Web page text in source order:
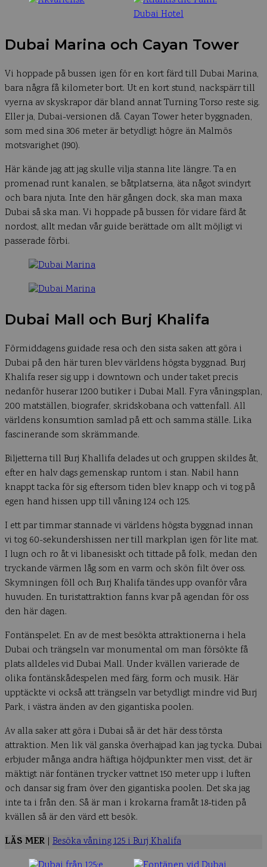
Dubai Marina och Cayan Tower
Vi hoppade på bussen igen för en kort färd till Dubai Marina,
bara några få kilometer bort. Ut en kort stund, nackspärr till
vyerna av skyskrapor där bland annat Turning Torso reste sig.
Eller ja, Dubai-versionen då. Cayan Tower heter byggnaden,
som med sina 306 meter är betydligt högre än Malmös
motsvarighet (190).
Här kände jag att jag skulle vilja stanna lite längre. Ta en
promenad runt kanalen, se båtplatserna, äta något svindyrt
och bara njuta. Inte den här gången dock, ska man maxa
Dubai så ska man. Vi hoppade på bussen för vidare färd åt
nordost, allt medan vår guide berättade om allt möjligt vi
passerade förbi.
Dubai Mall och Burj Khalifa
Förmiddagens guidade resa och den sista saken att göra i
Dubai på den här turen blev världens högsta byggnad. Burj
Khalifa reser sig upp i downtown och under taket precis
nedanför huserar 1200 butiker i Dubai Mall. Fyra våningsplan,
200 matställen, biografer, skridskobana och vattenfall. All
världens konsumtion samlad på ett och samma ställe. Lika
fascinerande som skrämmande.
Biljetterna till Burj Khallifa delades ut och gruppen skildes åt,
efter en halv dags gemenskap runtom i stan. Nabil hann
knappt tacka för sig eftersom tiden blev knapp och vi tog på
egen hand hissen upp till våning 124 och 125.
I ett par timmar stannade vi världens högsta byggnad innan
vi tog 60-sekundershissen ner till markplan igen för lite mat.
I lugn och ro åt vi libanesiskt och tittade på folk, medan den
tryckande värmen låg som en varm och skön filt över oss.
Skymningen föll och Burj Khalifa tändes upp ovanför våra
huvuden. En turistattraktion fanns kvar på agendan för oss
den här dagen.
Fontänspelet. En av de mest besökta attraktionerna i hela
Dubai och trängseln var monumental om man försökte få
plats alldeles vid Dubai Mall. Under kvällen varierade de
olika fontänskådespelen med färg, form och musik. Här
upptäckte vi också att trängseln var betydligt mindre vid Burj
Park, i västra änden av den gigantiska poolen.
Av alla saker att göra i Dubai så är det här dess törsta
attraktion. Men lik väl ganska överhajpad kan jag tycka. Dubai
erbjuder många andra häftiga höjdpunkter men visst, det är
mäktigt när fontänen trycker vattnet 150 meter upp i luften
och dansar sig fram över den gigantiska poolen. Det ska jag
inte ta i från den. Så är man i krokarna framåt 18-tiden på
kvällen så är den värd ett besök.
LÄS MER | Besöka våning 125 i Burj Khalifa